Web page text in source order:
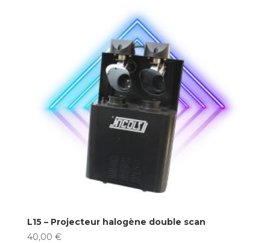
L15 – Projecteur halogène double scan
40,00 €